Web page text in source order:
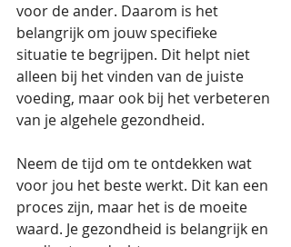
voor de ander. Daarom is het
belangrijk om jouw specifieke
situatie te begrijpen. Dit helpt niet
alleen bij het vinden van de juiste
voeding, maar ook bij het verbeteren
van je algehele gezondheid.
Neem de tijd om te ontdekken wat
voor jou het beste werkt. Dit kan een
proces zijn, maar het is de moeite
waard. Je gezondheid is belangrijk en